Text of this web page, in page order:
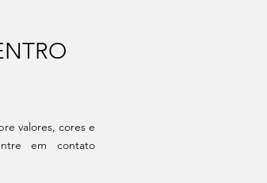
valores, cores e
em contato